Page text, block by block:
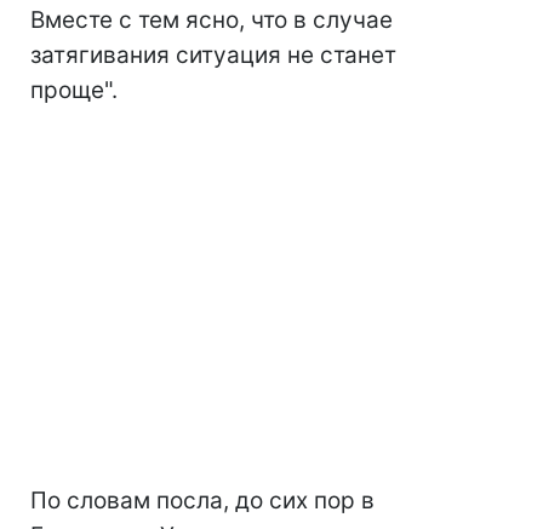
Вместе с тем ясно, что в случае
затягивания ситуация не станет
проще".
По словам посла, до сих пор в